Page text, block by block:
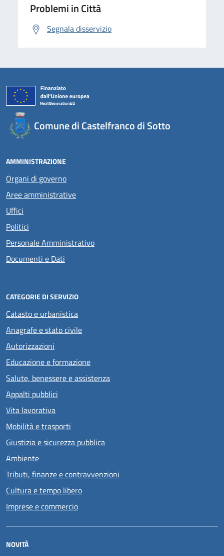
Problemi in Città
Segnala disservizio
Comune di Castelfranco di Sotto
AMMINISTRAZIONE
Organi di governo
Aree amministrative
Uffici
Politici
Personale Amministrativo
Documenti e Dati
CATEGORIE DI SERVIZIO
Catasto e urbanistica
Anagrafe e stato civile
Autorizzazioni
Educazione e formazione
Salute, benessere e assistenza
Appalti pubblici
Vita lavorativa
Mobilità e trasporti
Giustizia e sicurezza pubblica
Ambiente
Tributi, finanze e contravvenzioni
Cultura e tempo libero
Imprese e commercio
NOVITÀ